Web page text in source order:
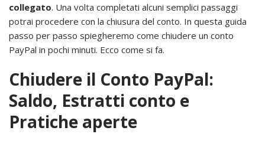
collegato. Una volta completati alcuni semplici passaggi
potrai procedere con la chiusura del conto. In questa guida
passo per passo spiegheremo come chiudere un conto
PayPal in pochi minuti. Ecco come si fa.
Chiudere il Conto PayPal:
Saldo, Estratti conto e
Pratiche aperte